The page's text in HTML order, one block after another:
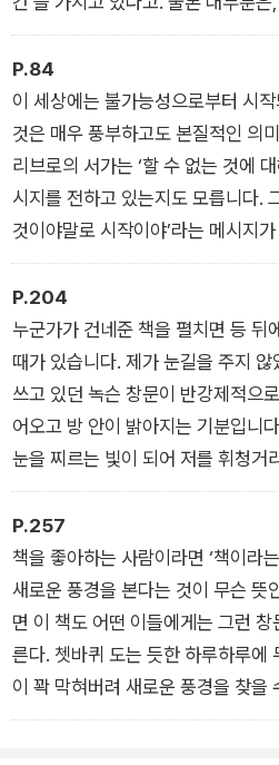
찬가지로 커다란 ‘시간’ 속의 작은
기도 합니다.
-<시간이 걸리는 일, 시간을 들이
P.84
이 세상에는 불가능성으로부터 시
것은 매우 풍부하고도 본질적인 의
리브로의 서가는 ‘할 수 없는 것에
시지를 전하고 있는지도 모릅니다.
것이야말로 시작이야’라는 메시지
당당하게 이야기할 수 있게 되면 더
오늘도 서가에 ‘할 수 없는 것에서 시
아두고 필요한 누군가에게 건넵니
갈 효능을 상상하면서.
-<갈근탕 사서의 책 처방전>
P.204
누군가가 건네준 책을 펼치면 등 뒤
때가 있습니다. 제가 눈길을 주지
쓰고 있던 녹슨 창문이 반강제적으
어오고 방 안이 밝아지는 기분입니
눈을 찌르는 빛이 되어 저를 휘청거
책을 건네받는 순간부터 왠지 모르
빛에 휩싸이면 좋겠다, 휘청대다가
각도 듭니다. 누군가에게 책을 건네
본 적 없는 문제나 생각지도 못했던
로는 결코 보이지 않았던 풍경을 볼
-<등 뒤의 창문이 열리는 순간>
P.257
책을 좋아하는 사람이라면 ‘책이라
새로운 풍경을 본다는 것이 무슨 뜻
면 이 책도 어떤 이들에게는 그런
른다. 쳇바퀴 도는 듯한 하루하루에
이 꽉 막혀버려 새로운 풍경을 찾을
둘러쳐진 듯한 답답함을 느끼는 사